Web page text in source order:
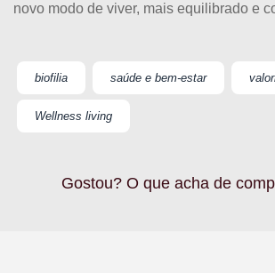
novo modo de viver, mais equilibrado e
biofilia saúde e bem-estar
Wellness living
Gostou? O que acha de